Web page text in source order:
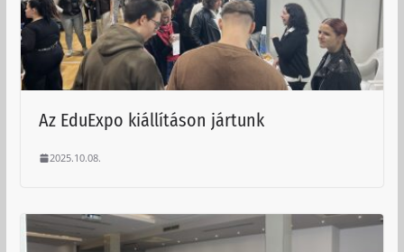
Az EduExpo kiállításon jártunk
2025.10.08.